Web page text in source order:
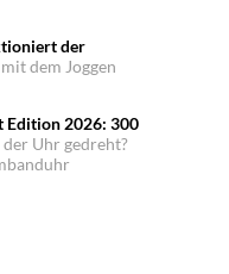
der
dem Joggen
Edition 2026: 300
Uhr gedreht?